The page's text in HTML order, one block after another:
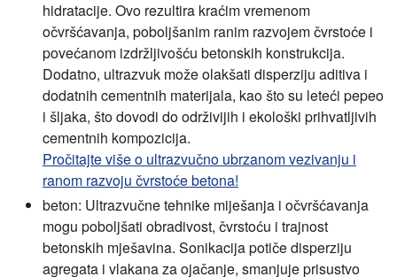
hidratacije. Ovo rezultira kraćim vremenom
očvršćavanja, poboljšanim ranim razvojem čvrstoće i
povećanom izdržljivošću betonskih konstrukcija.
Dodatno, ultrazvuk može olakšati disperziju aditiva i
dodatnih cementnih materijala, kao što su leteći pepeo
i šljaka, što dovodi do održivijih i ekološki prihvatljivih
cementnih kompozicija.
Pročitajte više o ultrazvučno ubrzanom vezivanju i
ranom razvoju čvrstoće betona!
beton: Ultrazvučne tehnike miješanja i očvršćavanja
mogu poboljšati obradivost, čvrstoću i trajnost
betonskih mješavina. Sonikacija potiče disperziju
agregata i vlakana za ojačanje, smanjuje prisustvo